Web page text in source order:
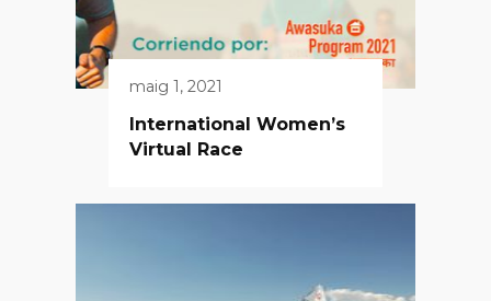
maig 1, 2021
International Women’s
Virtual Race